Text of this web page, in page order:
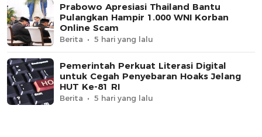
Prabowo Apresiasi Thailand Bantu
Pulangkan Hampir 1.000 WNI Korban
Online Scam
Berita 5 hari yang lalu
Pemerintah Perkuat Literasi Digital
untuk Cegah Penyebaran Hoaks Jelang
HUT Ke-81 RI
Berita 5 hari yang lalu